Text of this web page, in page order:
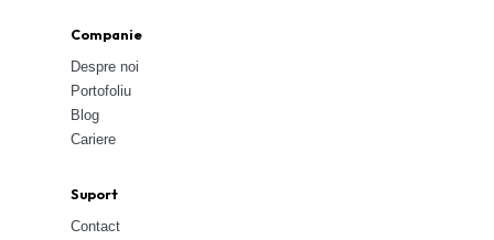
Companie
Despre noi
Portofoliu
Blog
Cariere
Suport
Contact